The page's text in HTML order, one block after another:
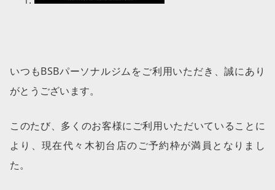
いつもBSBパーソナルジムをご利用いただき、誠にあり
がとうございます。
このたび、多くのお客様にご利用いただいていることに
より、現在代々木初台店のご予約枠が満員となりまし
た。